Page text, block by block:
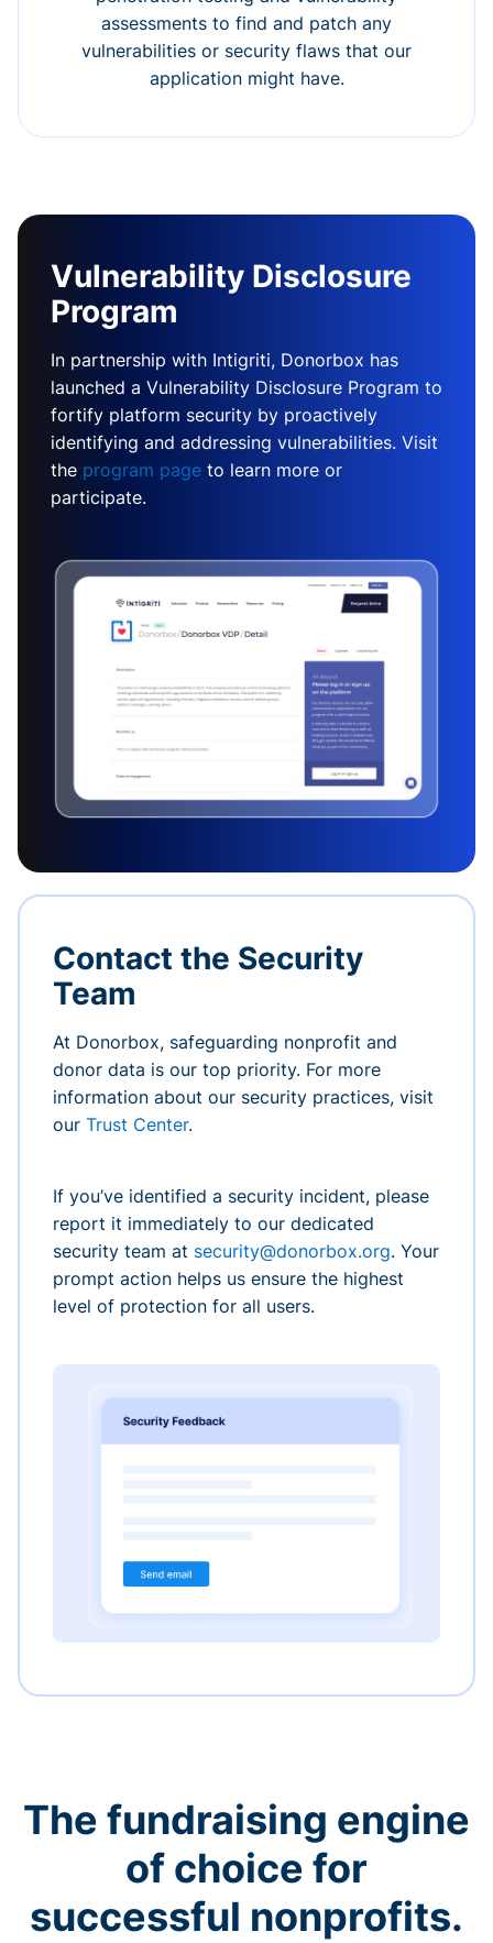
assessments to find and patch any
vulnerabilities or security flaws that our
application might have.
Vulnerability Disclosure
Program
In partnership with Intigriti, Donorbox has
launched a Vulnerability Disclosure Program to
fortify platform security by proactively
identifying and addressing vulnerabilities. Visit
the program page to learn more or
participate.
Contact the Security
Team
At Donorbox, safeguarding nonprofit and
donor data is our top priority. For more
information about our security practices, visit
our Trust Center.
If you’ve identified a security incident, please
report it immediately to our dedicated
security team at security@donorbox.org. Your
prompt action helps us ensure the highest
level of protection for all users.
The fundraising engine
of choice for
successful nonprofits.